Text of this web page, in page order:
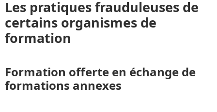
Les pratiques frauduleuses de
certains organismes de
formation
Formation offerte en échange de
formations annexes